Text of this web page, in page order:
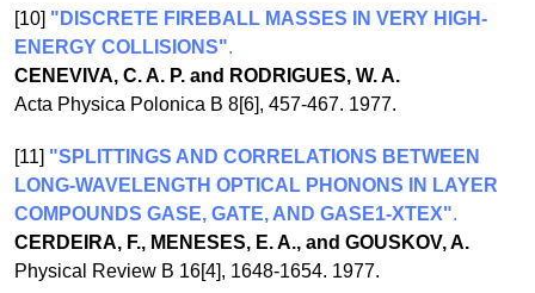
[10] "DISCRETE FIREBALL MASSES IN VERY HIGH-
ENERGY COLLISIONS".
CENEVIVA, C. A. P. and RODRIGUES, W. A.
Acta Physica Polonica B 8[6], 457-467. 1977.
[11] "SPLITTINGS AND CORRELATIONS BETWEEN
LONG-WAVELENGTH OPTICAL PHONONS IN LAYER
COMPOUNDS GASE, GATE, AND GASE1-XTEX".
CERDEIRA, F., MENESES, E. A., and GOUSKOV, A.
Physical Review B 16[4], 1648-1654. 1977.